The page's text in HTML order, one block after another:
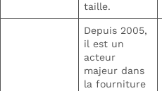
taille.
Depuis 2005,
il est un
acteur
majeur dans
la fourniture